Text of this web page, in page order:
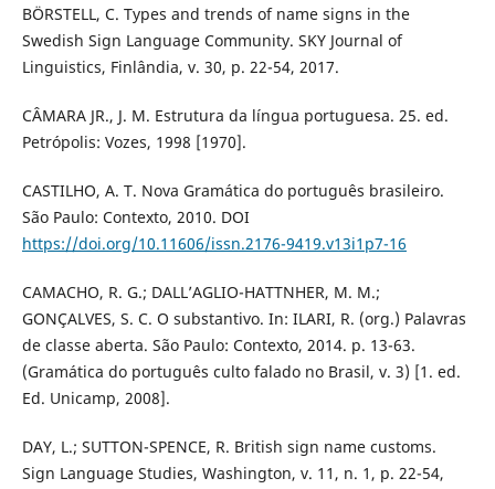
BÖRSTELL, C. Types and trends of name signs in the
Swedish Sign Language Community. SKY Journal of
Linguistics, Finlândia, v. 30, p. 22-54, 2017.
CÂMARA JR., J. M. Estrutura da língua portuguesa. 25. ed.
Petrópolis: Vozes, 1998 [1970].
CASTILHO, A. T. Nova Gramática do português brasileiro.
São Paulo: Contexto, 2010. DOI
https://doi.org/10.11606/issn.2176-9419.v13i1p7-16
CAMACHO, R. G.; DALL’AGLIO-HATTNHER, M. M.;
GONÇALVES, S. C. O substantivo. In: ILARI, R. (org.) Palavras
de classe aberta. São Paulo: Contexto, 2014. p. 13-63.
(Gramática do português culto falado no Brasil, v. 3) [1. ed.
Ed. Unicamp, 2008].
DAY, L.; SUTTON-SPENCE, R. British sign name customs.
Sign Language Studies, Washington, v. 11, n. 1, p. 22-54,